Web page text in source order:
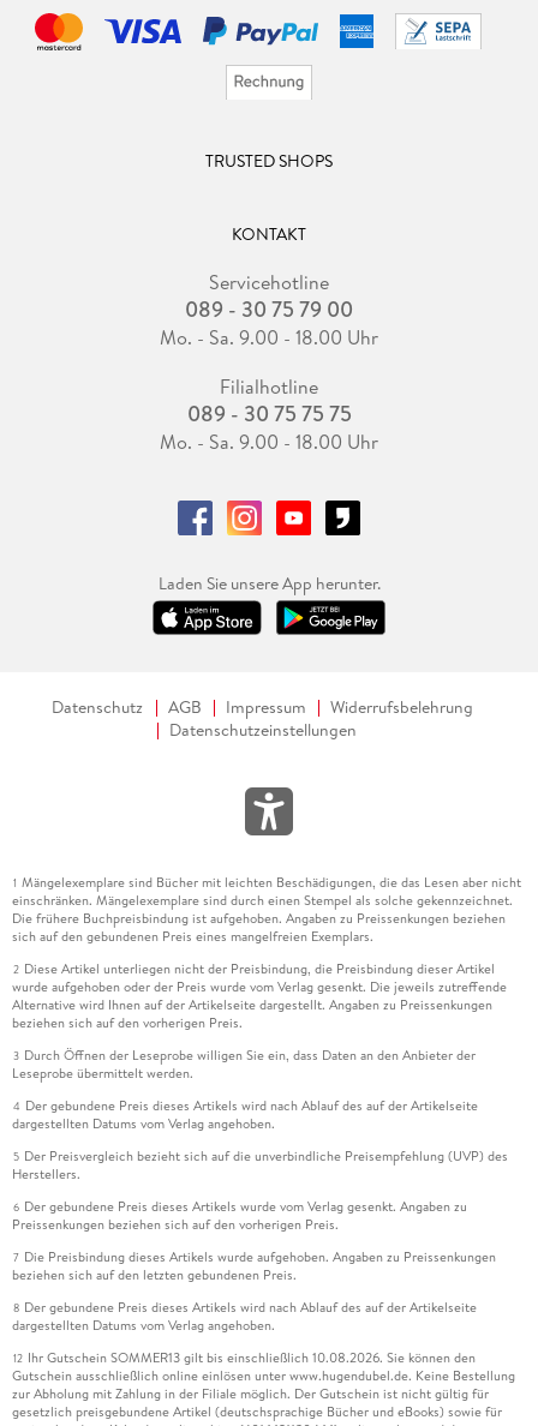
TRUSTED SHOPS
KONTAKT
Servicehotline
089 - 30 75 79 00
Mo. - Sa. 9.00 - 18.00 Uhr
Filialhotline
089 - 30 75 75 75
Mo. - Sa. 9.00 - 18.00 Uhr
Laden Sie unsere App herunter.
Datenschutz AGB Impressum
Widerrufsbelehrung
Datenschutzeinstellungen
1 Mängelexemplare sind Bücher mit leichten Beschädigungen, die das Lesen aber nicht
einschränken. Mängelexemplare sind durch einen Stempel als solche gekennzeichnet.
Die frühere Buchpreisbindung ist aufgehoben. Angaben zu Preissenkungen beziehen
sich auf den gebundenen Preis eines mangelfreien Exemplars.
2 Diese Artikel unterliegen nicht der Preisbindung, die Preisbindung dieser Artikel
wurde aufgehoben oder der Preis wurde vom Verlag gesenkt. Die jeweils zutreffende
Alternative wird Ihnen auf der Artikelseite dargestellt. Angaben zu Preissenkungen
beziehen sich auf den vorherigen Preis.
3 Durch Öffnen der Leseprobe willigen Sie ein, dass Daten an den Anbieter der
Leseprobe übermittelt werden.
4 Der gebundene Preis dieses Artikels wird nach Ablauf des auf der Artikelseite
dargestellten Datums vom Verlag angehoben.
5 Der Preisvergleich bezieht sich auf die unverbindliche Preisempfehlung (UVP) des
Herstellers.
6 Der gebundene Preis dieses Artikels wurde vom Verlag gesenkt. Angaben zu
Preissenkungen beziehen sich auf den vorherigen Preis.
7 Die Preisbindung dieses Artikels wurde aufgehoben. Angaben zu Preissenkungen
beziehen sich auf den letzten gebundenen Preis.
8 Der gebundene Preis dieses Artikels wird nach Ablauf des auf der Artikelseite
dargestellten Datums vom Verlag angehoben.
12 Ihr Gutschein SOMMER13 gilt bis einschließlich 10.08.2026. Sie können den
Gutschein ausschließlich online einlösen unter www.hugendubel.de. Keine Bestellung
zur Abholung mit Zahlung in der Filiale möglich. Der Gutschein ist nicht gültig für
gesetzlich preisgebundene Artikel (deutschsprachige Bücher und eBooks) sowie für